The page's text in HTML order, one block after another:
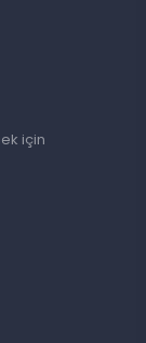
için